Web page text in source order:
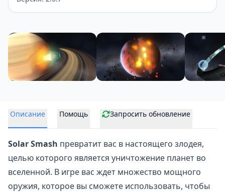
Описание Помощь Запросить обновление
Solar Smash превратит вас в настоящего злодея,
целью которого является уничтожение планет во
вселенной. В игре вас ждет множество мощного
оружия, которое вы сможете использовать, чтобы